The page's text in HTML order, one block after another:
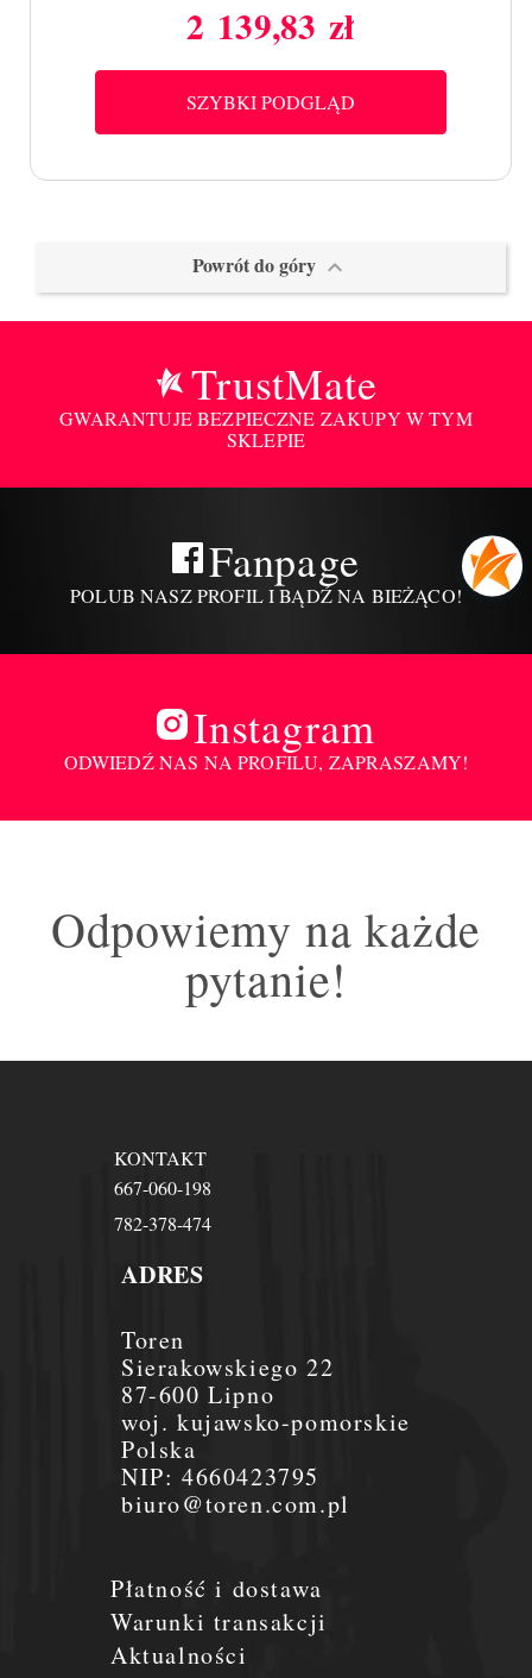
Cena
2 139,83 zł
SZYBKI PODGLĄD
Powrót do góry 
TrustMate
GWARANTUJE BEZPIECZNE ZAKUPY W TYM
SKLEPIE
Fanpage
POLUB NASZ PROFIL I BĄDŹ NA BIEŻĄCO!
Instagram
ODWIEDŹ NAS NA PROFILU, ZAPRASZAMY!
Odpowiemy na każde
pytanie!
Płatność i dostawa
Warunki transakcji
Aktualności
ADRES
Toren
Sierakowskiego 22
87-600 Lipno
woj. kujawsko-pomorskie
Polska
NIP:4660423795
biuro@toren.com.pl
KONTAKT
667-060-198
782-378-474